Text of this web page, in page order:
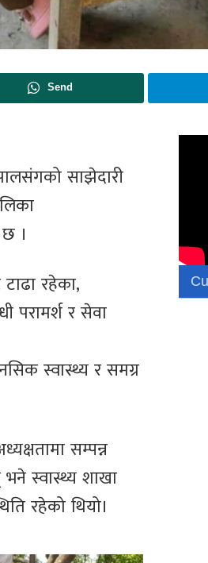
Send
साझेदारी
।
रहेका,
परामर्श र सेवा
स्वास्थ्य र समग्र
सम्पन्न
स्वास्थ्य शाखा
रहेको थियो।